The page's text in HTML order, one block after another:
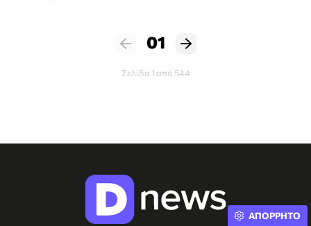
01
Σελίδα 1 από 544
ΑΠΟΡΡΗΤΟ